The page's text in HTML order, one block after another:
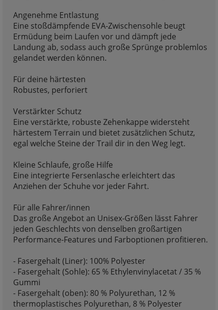
Angenehme Entlastung
Eine stoßdämpfende EVA-Zwischensohle beugt
Ermüdung beim Laufen vor und dämpft jede
Landung ab, sodass auch große Sprünge problemlos
gelandet werden können.
Für deine härtesten
Robustes, perforiert
Verstärkter Schutz
Eine verstärkte, robuste Zehenkappe widersteht
härtestem Terrain und bietet zusätzlichen Schutz,
egal welche Steine der Trail dir in den Weg legt.
Kleine Schlaufe, große Hilfe
Eine integrierte Fersenlasche erleichtert das
Anziehen der Schuhe vor jeder Fahrt.
Für alle Fahrer/innen
Das große Angebot an Unisex-Größen lässt Fahrer
jeden Geschlechts von denselben großartigen
Performance-Features und Farboptionen profitieren.
- Fasergehalt (Liner): 100% Polyester
- Fasergehalt (Sohle): 65 % Ethylenvinylacetat / 35 %
Gummi
- Fasergehalt (oben): 80 % Polyurethan, 12 %
thermoplastisches Polyurethan, 8 % Polyester